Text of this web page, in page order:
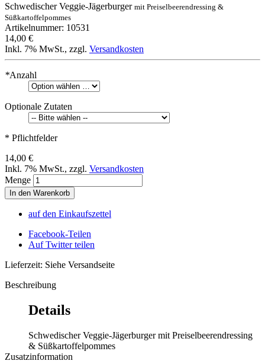
Schwedischer Veggie-Jägerburger mit Preiselbeerendressing &
Süßkartoffelpommes
Artikelnummer: 10531
14,00 €
Inkl. 7% MwSt., zzgl. Versandkosten
*Anzahl
Optionale Zutaten
* Pflichtfelder
14,00 €
Inkl. 7% MwSt., zzgl. Versandkosten
Menge
In den Warenkorb
auf den Einkaufszettel
Facebook-Teilen
Auf Twitter teilen
Lieferzeit: Siehe Versandseite
Beschreibung
Details
Schwedischer Veggie-Jägerburger mit Preiselbeerendressing
& Süßkartoffelpommes
Zusatzinformation